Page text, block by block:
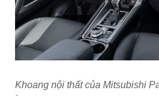
Khoang nội thất của Mitsubishi